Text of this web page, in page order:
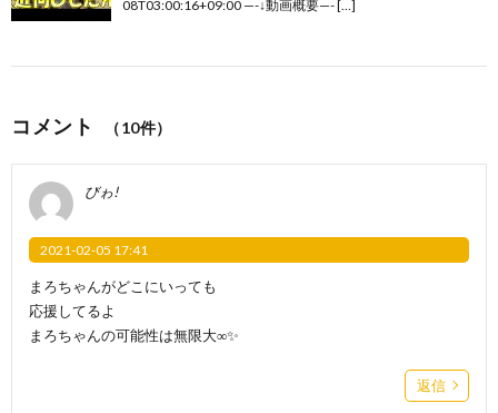
08T03:00:16+09:00 —-↓動画概要—- […]
コメント （10件）
びゎ!
2021-02-05 17:41
まろちゃんがどこにいっても
応援してるよ
まろちゃんの可能性は無限大∞✨
返信